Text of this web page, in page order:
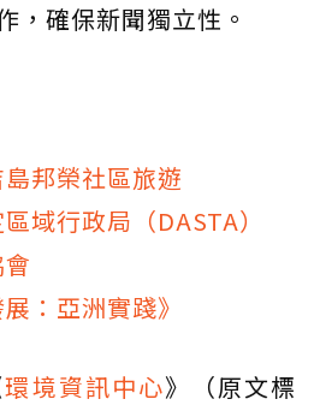
，確保新聞獨立性。
邦榮社區旅遊
域行政局（DASTA）
：亞洲實踐》
環境資訊中心》（原文標